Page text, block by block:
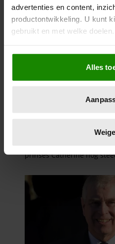
advertenties en content,
productontwikkeling. U kunt
gebruikt en met welke doelen.
Als u het toestaat, willen we
Informatie
locatie, die tot een paar
scannen op specifieke
verwerkt en stel uw
intrekken in de
We gebruiken cookies om
personaliseren, om functies
en om ons websiteverkeer te
informatie over uw gebruik
partners voor social media,
partners kunnen deze
Alles